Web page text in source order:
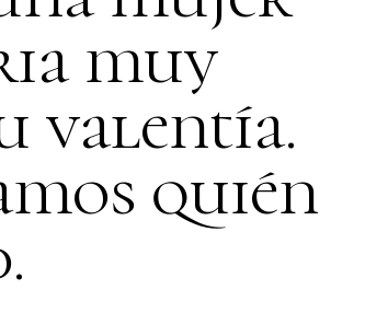
muy
valentía.
quién